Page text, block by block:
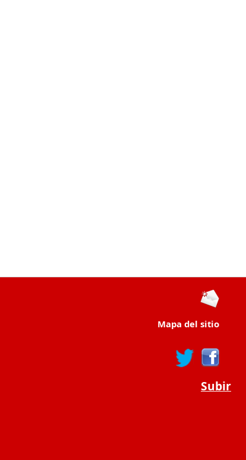
Mapa del sitio
Subir